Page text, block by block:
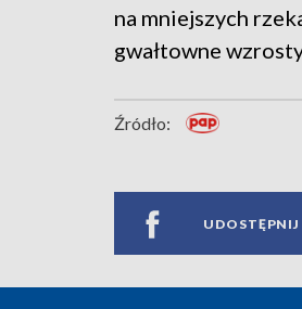
na mniejszych
gwałtowne
Źródło: